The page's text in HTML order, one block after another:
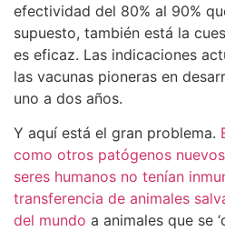
efectividad del 80% al 90%
supuesto, también está la
es eficaz. Las indicaciones
las vacunas pioneras en
uno a dos años.
Y aquí está el gran problema.
como otros patógenos
seres humanos no tenían
transferencia de animales
del mundo a animales que se